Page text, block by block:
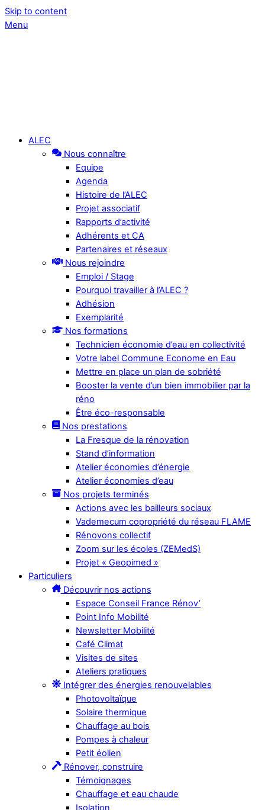
Skip to content
Menu
ALEC
Nous connaître
Equipe
Agenda
Histoire de l’ALEC
Projet associatif
Rapports d’activité
Adhérents et CA
Partenaires et réseaux
Nous rejoindre
Emploi / Stage
Pourquoi travailler à l’ALEC ?
Adhésion
Exemplarité
Nos formations
Technicien économie d’eau en collectivité
Votre label Commune Econome en Eau
Mettre en place un plan de sobriété
Booster la vente d’un bien immobilier par la
réno
Être éco-responsable
Nos prestations
La Fresque de la rénovation
Stand d’information
Atelier économies d’énergie
Atelier économies d’eau
Nos projets terminés
Actions avec les bailleurs sociaux
Vademecum copropriété du réseau FLAME
Rénovons collectif
Zoom sur les écoles (ZEMedS)
Projet « Geopimed »
Particuliers
Découvrir nos actions
Espace Conseil France Rénov’
Point Info Mobilité
Newsletter Mobilité
Café Climat
Visites de sites
Ateliers pratiques
Intégrer des énergies renouvelables
Photovoltaïque
Solaire thermique
Chauffage au bois
Pompes à chaleur
Petit éolien
Rénover, construire
Témoignages
Chauffage et eau chaude
Isolation